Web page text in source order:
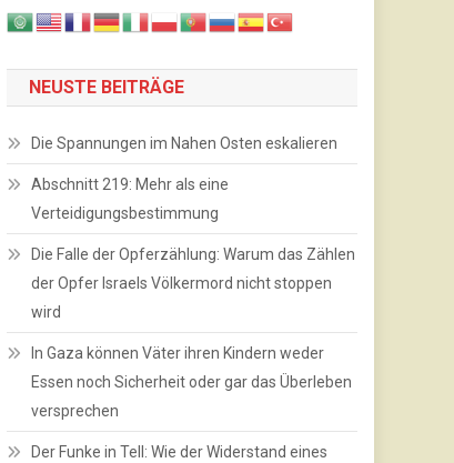
NEUSTE BEITRÄGE
Die Spannungen im Nahen Osten eskalieren
Abschnitt 219: Mehr als eine
Verteidigungsbestimmung
Die Falle der Opferzählung: Warum das Zählen
der Opfer Israels Völkermord nicht stoppen
wird
In Gaza können Väter ihren Kindern weder
Essen noch Sicherheit oder gar das Überleben
versprechen
Der Funke in Tell: Wie der Widerstand eines